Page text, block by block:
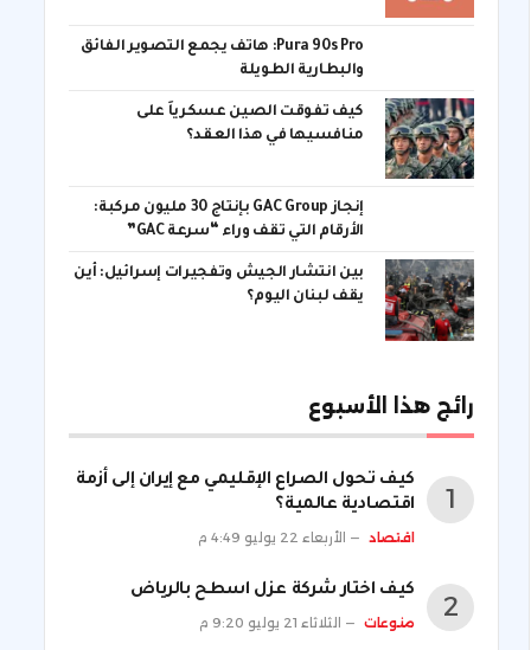
Pura 90s Pro: هاتف يجمع التصوير الفائق
والبطارية الطويلة
كيف تفوقت الصين عسكرياً على
منافسيها في هذا العقد؟
إنجاز GAC Group بإنتاج 30 مليون مركبة:
الأرقام التي تقف وراء “سرعة GAC”
بين انتشار الجيش وتفجيرات إسرائيل: أين
يقف لبنان اليوم؟
رائج هذا الأسبوع
كيف تحول الصراع الإقليمي مع إيران إلى أزمة
اقتصادية عالمية؟
اقتصاد الأربعاء 22 يوليو 4:49 م
كيف اختار شركة عزل اسطح بالرياض
منوعات الثلاثاء 21 يوليو 9:20 م